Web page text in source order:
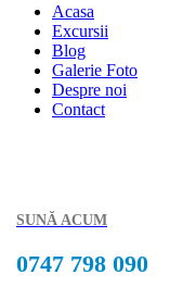
Acasa
Excursii
Blog
Galerie Foto
Despre noi
Contact
SUNĂ ACUM
0747 798 090